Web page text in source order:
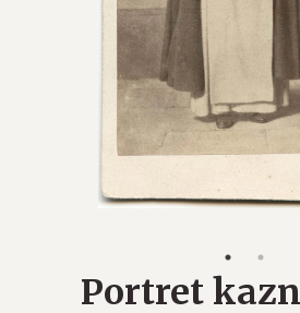
Portret